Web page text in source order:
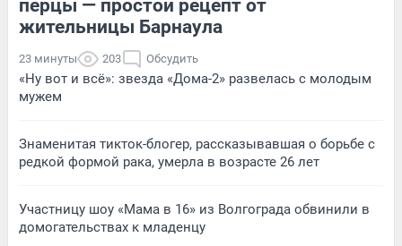
перцы — простой рецепт от
жительницы Барнаула
23 минуты 203 Обсудить
«Ну вот и всё»: звезда «Дома-2» развелась с молодым
мужем
Знаменитая тикток-блогер, рассказывавшая о борьбе с
редкой формой рака, умерла в возрасте 26 лет
Участницу шоу «Мама в 16» из Волгограда обвинили в
домогательствах к младенцу